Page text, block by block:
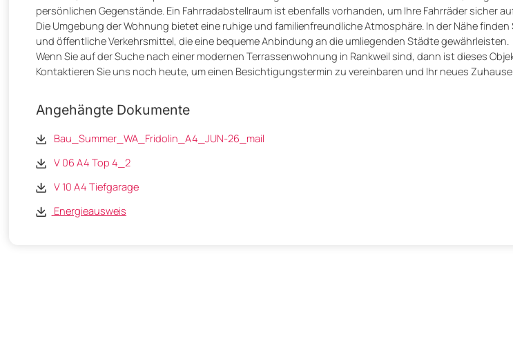
persönlichen Gegenstände. Ein Fahrradabstellraum ist ebenfalls vorhanden, um Ihre Fahrräder sicher
Die Umgebung der Wohnung bietet eine ruhige und familienfreundliche Atmosphäre. In der Nähe
und öffentliche Verkehrsmittel, die eine bequeme Anbindung an die umliegenden Städte gewährleisten.
Wenn Sie auf der Suche nach einer modernen Terrassenwohnung in Rankweil sind, dann ist dieses
Kontaktieren Sie uns noch heute, um einen Besichtigungstermin zu vereinbaren und Ihr neues
Angehängte Dokumente
Bau_Summer_WA_Fridolin_A4_JUN-26_mail
V 06 A4 Top 4_2
V 10 A4 Tiefgarage
Energieausweis